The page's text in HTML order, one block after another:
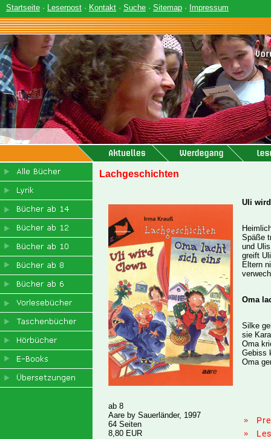
Startseite · Leserpost · Kontakt · Suche · Sitemap · Impressum
Lachgeschichten
Uli
Späße
und
greift
Eltern
Oma
Silke
sie
Oma
Gebiss
Oma
ab 8
Aare by Sauerländer, 1997
64 Seiten
8,80 EUR
»
»